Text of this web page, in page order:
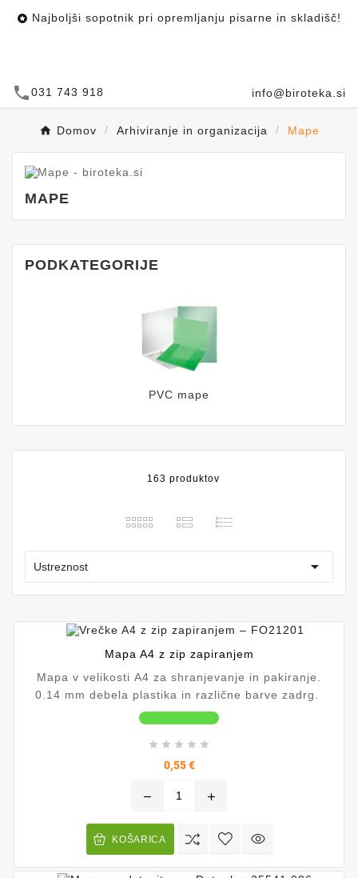
 Najboljši sopotnik pri opremljanju pisarne in skladišč!
call031 743 918 info@biroteka.si
Domov Arhiviranje in organizacija Mape
MAPE
PODKATEGORIJE
PVC mape
163 produktov
Ustreznost 
Mapa A4 z zip zapiranjem
Mapa v velikosti A4 za shranjevanje in pakiranje.
0.14 mm debela plastika in različne barve zadrg.
    
0,55 €Cena
remove add
KOŠARICA